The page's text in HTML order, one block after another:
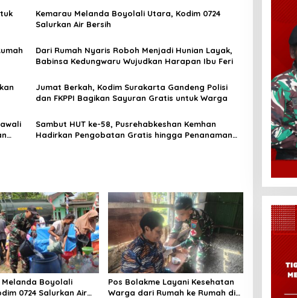
Kemarau Melanda Boyolali Utara, Kodim 0724
Salurkan Air Bersih
Dari Rumah Nyaris Roboh Menjadi Hunian Layak,
Babinsa Kedungwaru Wujudkan Harapan Ibu Feri
Jumat Berkah, Kodim Surakarta Gandeng Polisi
dan FKPPI Bagikan Sayuran Gratis untuk Warga
Sambut HUT ke-58, Pusrehabkeshan Kemhan
Hadirkan Pengobatan Gratis hingga Penanaman
Melanda Boyolali
0724 Salurkan Air
Pos Bolakme Layani Kesehatan
Warga dari Rumah ke Rumah di